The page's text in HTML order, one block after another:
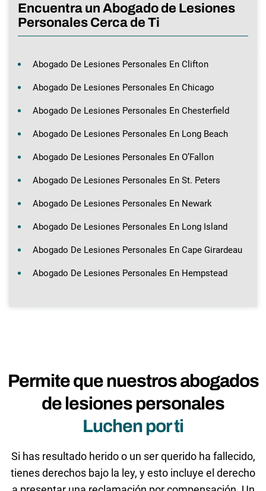
Encuentra un Abogado de Lesiones
Personales Cerca de Ti
Abogado De Lesiones Personales En Clifton
Abogado De Lesiones Personales En Chicago
Abogado De Lesiones Personales En Chesterfield
Abogado De Lesiones Personales En Long Beach
Abogado De Lesiones Personales En O’Fallon
Abogado De Lesiones Personales En St. Peters
Abogado De Lesiones Personales En Newark
Abogado De Lesiones Personales En Long Island
Abogado De Lesiones Personales En Cape Girardeau
Abogado De Lesiones Personales En Hempstead
Permite que nuestros abogados
de lesiones personales
Luchen por ti
Si has resultado herido o un ser querido ha fallecido,
tienes derechos bajo la ley, y esto incluye el derecho